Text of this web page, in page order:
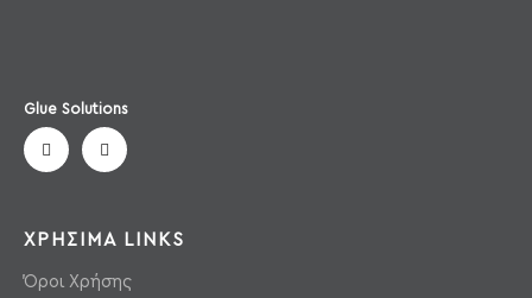
Glue Solutions
ΧΡΗΣΙΜΑ LINKS
Όροι Χρήσης